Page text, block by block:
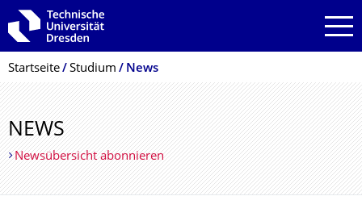
Zur Hauptnavigation springen
Zur Suche springen
Zum Inhalt springen
Breadcrumb-Menü
Startseite Studium News
NEWS
Newsübersicht abonnieren